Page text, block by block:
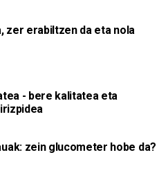
zer erabiltzen da eta nola
- bere kalitatea eta
zein glucometer hobe da?